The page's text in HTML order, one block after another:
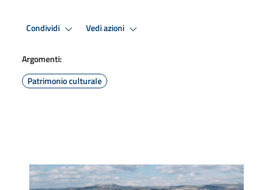
Condividi Vedi azioni
Argomenti:
Patrimonio culturale